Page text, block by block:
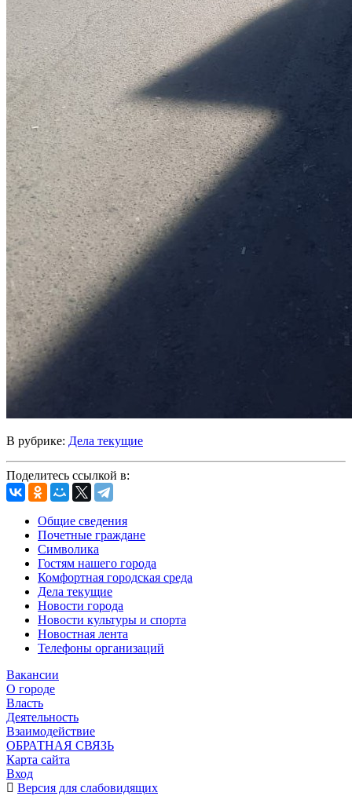
В рубрике: Дела текущие
Поделитесь ссылкой в:
Общие сведения
Почетные граждане
Символика
Гостям нашего города
Комфортная городская среда
Дела текущие
Новости города
Новости культуры и спорта
Новостная лента
Телефоны организаций
Вакансии
О городе
Власть
Деятельность
Взаимодействие
ОБРАТНАЯ СВЯЗЬ
Карта сайта
Вход
Версия для слабовидящих